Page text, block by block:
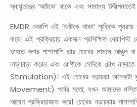
স্নায়ুতন্ত্রে ‘আটকে’ থাকে এবং সামান্য
EMDR থেরাপি এই ‘আটকে থাকা’ স্মৃতিকে পুনরায়
করে। এই প্রক্রিয়ায় একজন প্রশিক্ষিত থেরাপিস্ট
ভাবতে বলার পাশাপাশি তার চোখের সামনে আঙুল
নাড়াচাড়া করেন এবং রোগীকে সেদিকে চোখ
Stimulation)। এই চোখের নড়াচড়া
Movement) পর্বের মতো, যখন আমাদের
আবেগ প্রক্রিয়াজাত করে। চোখের নড়াচড়ার